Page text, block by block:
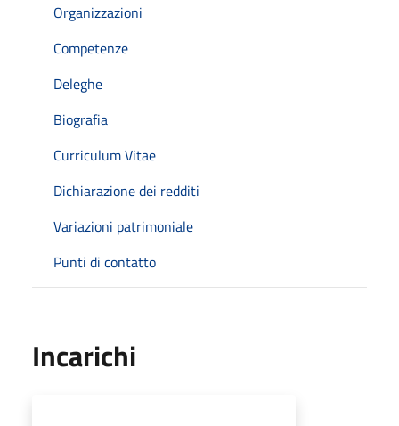
Organizzazioni
Competenze
Deleghe
Biografia
Curriculum Vitae
Dichiarazione dei redditi
Variazioni patrimoniale
Punti di contatto
Incarichi